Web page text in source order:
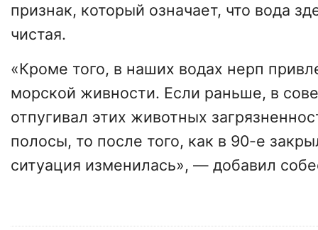
признак, который означает, что вода
чистая.
«Кроме того, в наших водах нерп
морской живности. Если раньше, в
отпугивал этих животных
полосы, то после того, как в 90-е
ситуация изменилась», — добавил